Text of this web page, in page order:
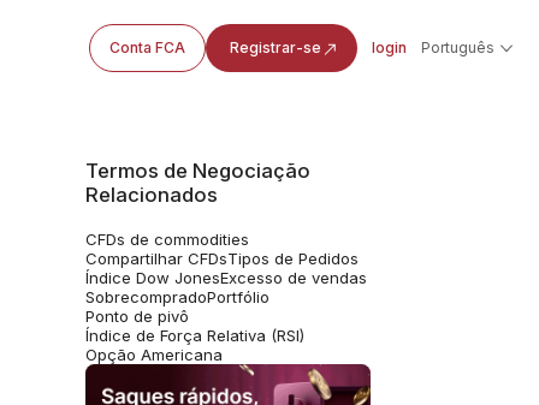
Conta FCA Registrar-se login Português
Termos de Negociação
Relacionados
CFDs de commodities
Compartilhar CFDsTipos de Pedidos
Índice Dow JonesExcesso de vendas
SobrecompradoPortfólio
Ponto de pivô
Índice de Força Relativa (RSI)
Opção Americana